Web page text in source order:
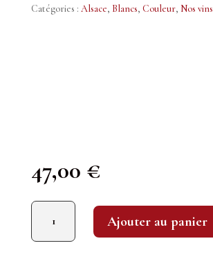
Catégories : Alsace, Blancs, Couleur, Nos vins
47,00 €
quantité de Gewurztraminer "Cuvée des Seigneurs de Ribeaupierre" 2013
Ajouter au panier